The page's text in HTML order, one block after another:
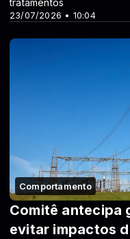
23/07/2026 • 10:04
tratamentos
Comportamento
Comitê antecipa
evitar impactos